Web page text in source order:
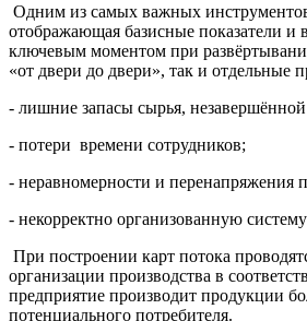
Одним из самых важных инструментов
отображающая базисные показатели и
ключевым моментом при
«от двери до двери», так и отдельные
- лишние запасы сырья,
- потери времени сотрудников;
- неравномерности и перенапряжения
- некорректно организованную
При построении карт потока
организации производства в
предприятие производит продукции
потенциального потребителя.